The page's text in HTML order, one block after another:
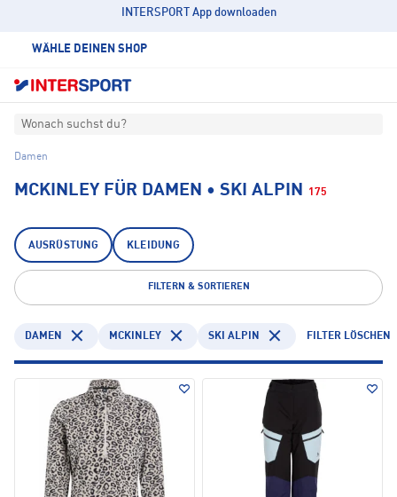
INTERSPORT App downloaden
WÄHLE DEINEN SHOP
Wonach suchst du?
Damen
MCKINLEY FÜR DAMEN • SKI ALPIN 175
AUSRÜSTUNG KLEIDUNG
FILTERN & SORTIEREN
DAMEN MCKINLEY SKI ALPIN FILTER LÖSCHEN